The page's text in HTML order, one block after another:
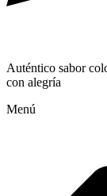
Auténtico sabor
con alegría
Menú